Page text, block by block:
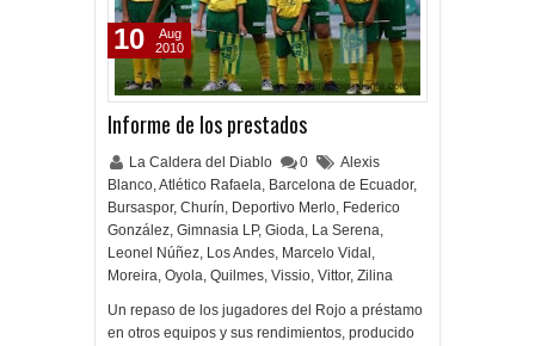
Informe de los prestados
La Caldera del Diablo 0
Alexis
Blanco,Atlético Rafaela, Barcelona de Ecuador,
Bursaspor, Churín, Deportivo Merlo, Federico
González, Gimnasia LP, Gioda, La Serena,
Leonel Núñez, Los Andes, Marcelo Vidal ,
Moreira, Oyola, Quilmes, Vissio, Vittor, Zilina
Un repaso de los jugadores del Rojo a préstamo
en otros equipos y sus rendimientos, producido
10
Aug
2010